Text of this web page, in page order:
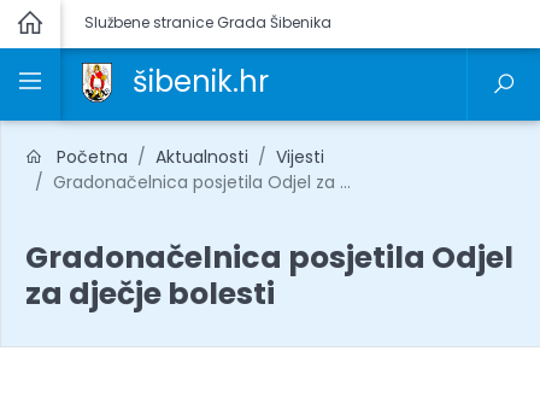
Službene stranice Grada Šibenika
šibenik.hr
Početna Aktualnosti
Vijesti
Gradonačelnica posjetila Odjel za ...
Gradonačelnica posjetila Odjel
za dječje bolesti